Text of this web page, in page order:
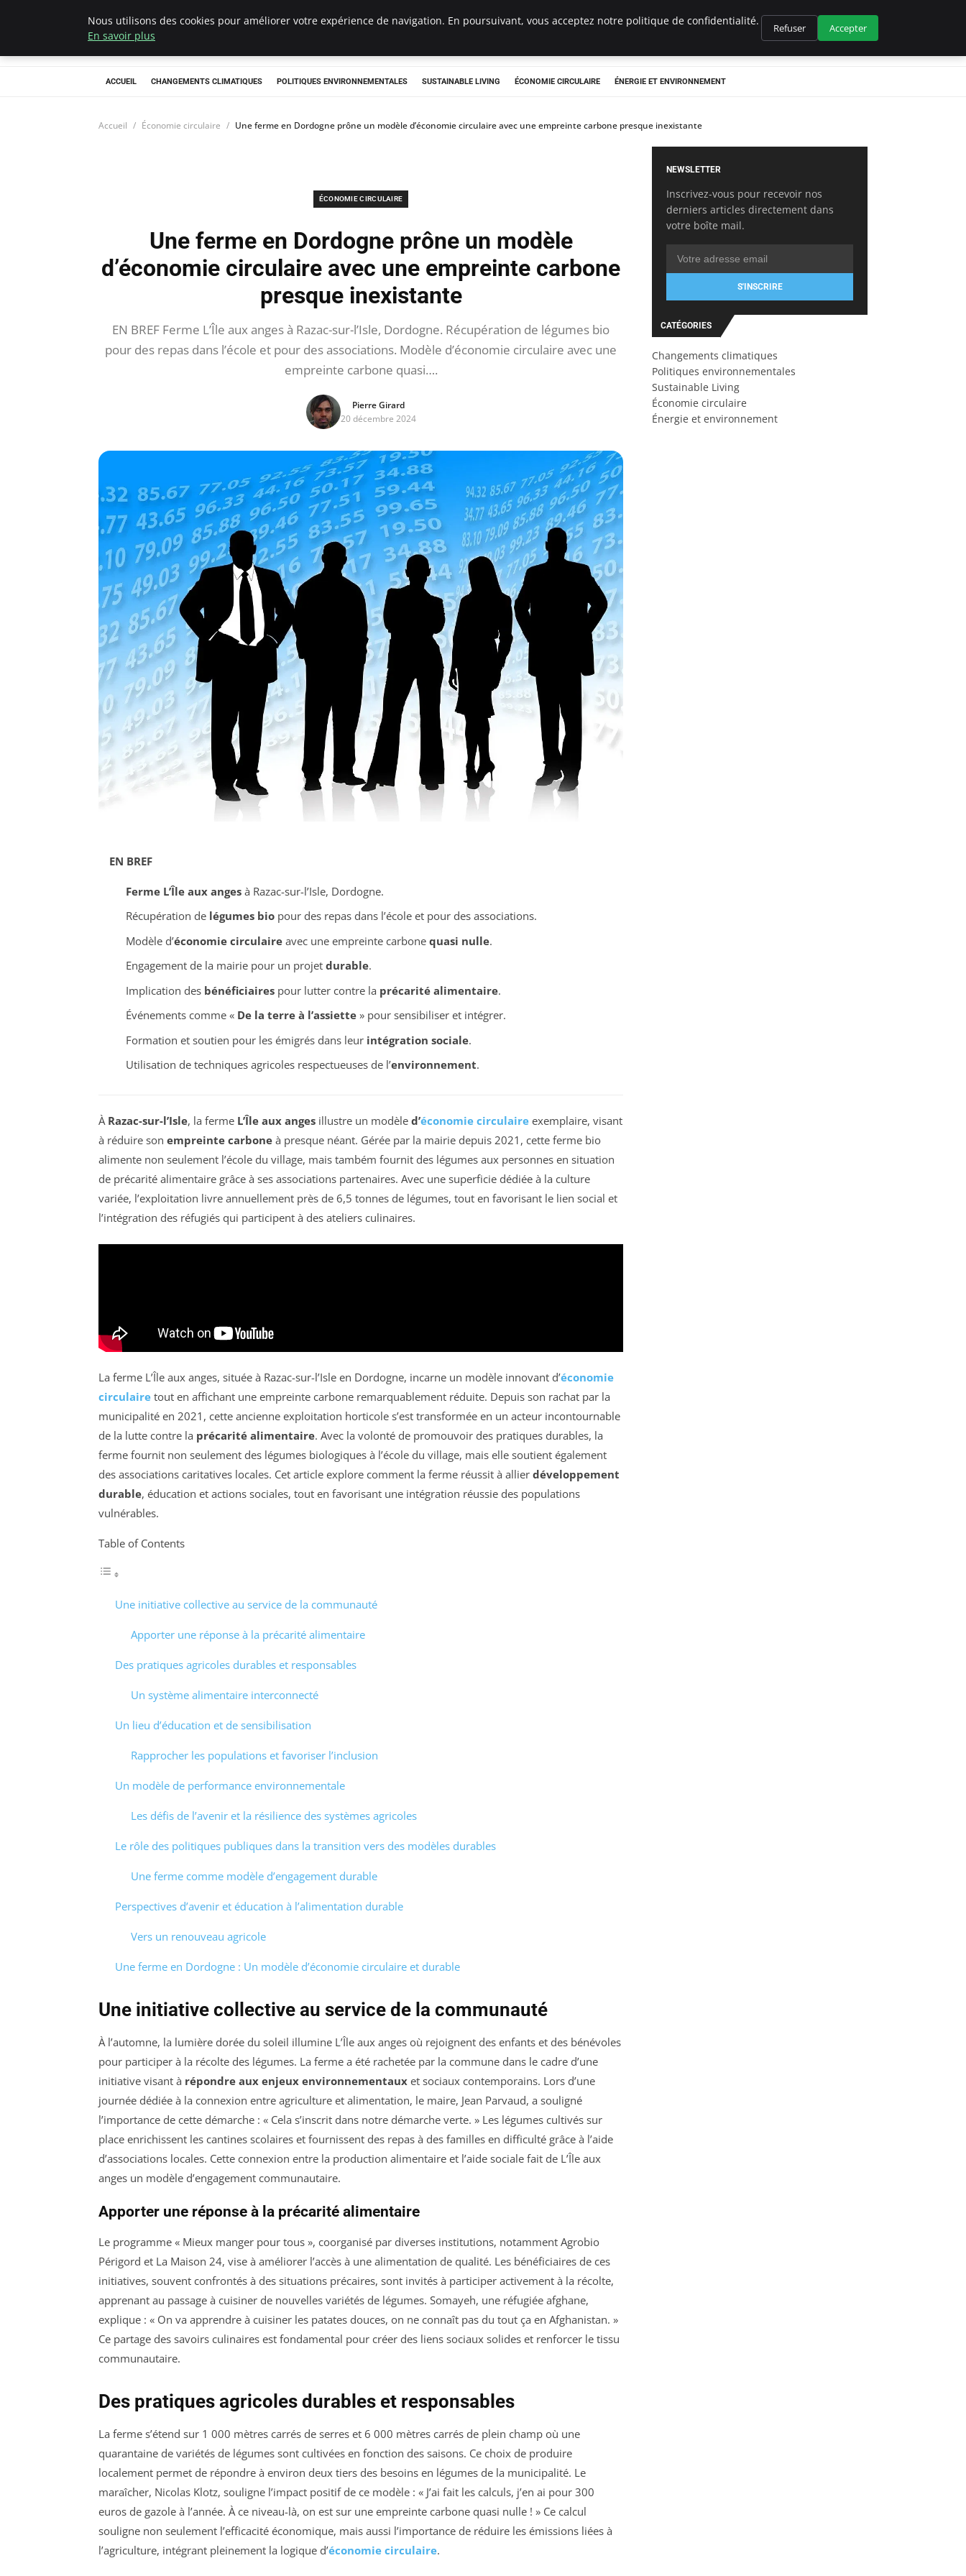
Climategatecountryclub.com
ACCUEIL CHANGEMENTS CLIMATIQUES POLITIQUES ENVIRONNEMENTALES SUSTAINABLE LIVING ÉCONOMIE CIRCULAIRE ÉNERGIE ET ENVIRONNEMENT
Accueil Économie circulaire Une ferme en Dordogne prône un modèle d’économie circulaire avec une empreinte carbone presque inexistante
ÉCONOMIE CIRCULAIRE
Une ferme en Dordogne prône un modèle
d’économie circulaire avec une empreinte carbone
presque inexistante
EN BREF Ferme L’Île aux anges à Razac-sur-l’Isle, Dordogne. Récupération de légumes bio
pour des repas dans l’école et pour des associations. Modèle d’économie circulaire avec une
empreinte carbone quasi….
Pierre Girard
20 décembre 2024
EN BREF
Ferme L’Île aux angesà Razac-sur-l’Isle, Dordogne.
Récupération de légumes biopour des repas dans l’école et pour des associations.
Modèle d’économie circulaireavec une empreinte carbone quasi nulle.
Engagement de la mairie pour un projet durable.
Implication des bénéficiairespour lutter contre la précarité alimentaire.
Événements comme « De la terre à l’assiette» pour sensibiliser et intégrer.
Formation et soutien pour les émigrés dans leur intégration sociale.
Utilisation de techniques agricoles respectueuses de l’environnement.
À Razac-sur-l’Isle, la ferme L’Île aux anges illustre un modèle d’économie circulaire exemplaire, visant
à réduire son empreinte carbone à presque néant. Gérée par la mairie depuis 2021, cette ferme bio
alimente non seulement l’école du village, mais também fournit des légumes aux personnes en situation
de précarité alimentaire grâce à ses associations partenaires. Avec une superficie dédiée à la culture
variée, l’exploitation livre annuellement près de 6,5 tonnes de légumes, tout en favorisant le lien social et
l’intégration des réfugiés qui participent à des ateliers culinaires.
La ferme L’Île aux anges, située à Razac-sur-l’Isle en Dordogne, incarne un modèle innovant d’économie
circulaire tout en affichant une empreinte carbone remarquablement réduite. Depuis son rachat par la
municipalité en 2021, cette ancienne exploitation horticole s’est transformée en un acteur incontournable
de la lutte contre la précarité alimentaire. Avec la volonté de promouvoir des pratiques durables, la
ferme fournit non seulement des légumes biologiques à l’école du village, mais elle soutient également
des associations caritatives locales. Cet article explore comment la ferme réussit à allier développement
durable, éducation et actions sociales, tout en favorisant une intégration réussie des populations
vulnérables.
Table of Contents
Une initiative collective au service de la communauté
Apporter une réponse à la précarité alimentaire
Des pratiques agricoles durables et responsables
Un système alimentaire interconnecté
Un lieu d’éducation et de sensibilisation
Rapprocher les populations et favoriser l’inclusion
Un modèle de performance environnementale
Les défis de l’avenir et la résilience des systèmes agricoles
Le rôle des politiques publiques dans la transition vers des modèles durables
Une ferme comme modèle d’engagement durable
Perspectives d’avenir et éducation à l’alimentation durable
Vers un renouveau agricole
Une ferme en Dordogne : Un modèle d’économie circulaire et durable
Une initiative collective au service de la communauté
À l’automne, la lumière dorée du soleil illumine L’Île aux anges où rejoignent des enfants et des bénévoles
pour participer à la récolte des légumes. La ferme a été rachetée par la commune dans le cadre d’une
initiative visant à répondre aux enjeux environnementaux et sociaux contemporains. Lors d’une
journée dédiée à la connexion entre agriculture et alimentation, le maire, Jean Parvaud, a souligné
l’importance de cette démarche : « Cela s’inscrit dans notre démarche verte. » Les légumes cultivés sur
place enrichissent les cantines scolaires et fournissent des repas à des familles en difficulté grâce à l’aide
d’associations locales. Cette connexion entre la production alimentaire et l’aide sociale fait de L’Île aux
anges un modèle d’engagement communautaire.
Apporter une réponse à la précarité alimentaire
Le programme « Mieux manger pour tous », coorganisé par diverses institutions, notamment Agrobio
Périgord et La Maison 24, vise à améliorer l’accès à une alimentation de qualité. Les bénéficiaires de ces
initiatives, souvent confrontés à des situations précaires, sont invités à participer activement à la récolte,
apprenant au passage à cuisiner de nouvelles variétés de légumes. Somayeh, une réfugiée afghane,
explique : « On va apprendre à cuisiner les patates douces, on ne connaît pas du tout ça en Afghanistan. »
Ce partage des savoirs culinaires est fondamental pour créer des liens sociaux solides et renforcer le tissu
communautaire.
Des pratiques agricoles durables et responsables
La ferme s’étend sur 1 000 mètres carrés de serres et 6 000 mètres carrés de plein champ où une
quarantaine de variétés de légumes sont cultivées en fonction des saisons. Ce choix de produire
localement permet de répondre à environ deux tiers des besoins en légumes de la municipalité. Le
maraîcher, Nicolas Klotz, souligne l’impact positif de ce modèle : « J’ai fait les calculs, j’en ai pour 300
euros de gazole à l’année. À ce niveau-là, on est sur une empreinte carbone quasi nulle ! » Ce calcul
souligne non seulement l’efficacité économique, mais aussi l’importance de réduire les émissions liées à
l’agriculture, intégrant pleinement la logique d’économie circulaire.
NEWSLETTER
Inscrivez-vous pour recevoir nos
derniers articles directement dans
votre boîte mail.
S'INSCRIRE
CATÉGORIES
Changements climatiques
Politiques environnementales
Sustainable Living
Économie circulaire
Énergie et environnement
Nous utilisons des cookies pour améliorer votre expérience de navigation. En poursuivant, vous acceptez notre politique de confidentialité.
En savoir plus
Refuser Accepter